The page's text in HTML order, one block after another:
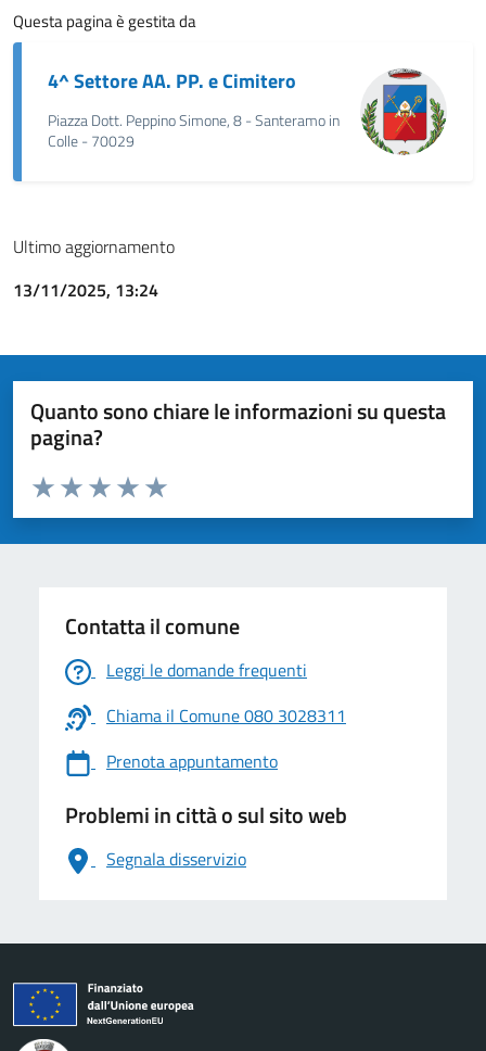
Questa pagina è gestita da
4^ Settore AA. PP. e Cimitero
Piazza Dott. Peppino Simone, 8 - Santeramo in
Colle - 70029
Ultimo aggiornamento
13/11/2025, 13:24
Quanto sono chiare le informazioni su questa
pagina?
Valuta da 1 a 5 stelle la pagina
Valuta 5 stelle su 5
Valuta 4 stelle su 5
Valuta 3 stelle su 5
Valuta 2 stelle su 5
Valuta 1 stelle su 5
Contatta il comune
Leggi le domande frequenti
Chiama il Comune 080 3028311
Prenota appuntamento
Problemi in città o sul sito web
Segnala disservizio
logo Unione Europea